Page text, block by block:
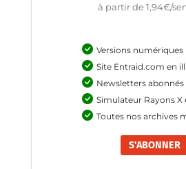
à partir de 1,94€/
Versions numériques
Site Entraid.com en
Newsletters abonnés
Simulateur Rayons X
Toutes nos archives
S'ABONNER